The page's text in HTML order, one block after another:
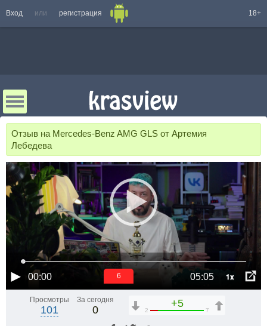
Вход или регистрация 18+
Отзыв на Mercedes-Benz AMG GLS от Артемия
Лебедева
00:00 05:05 1x
6
Просмотры
101
За сегодня
0
+5
2 7